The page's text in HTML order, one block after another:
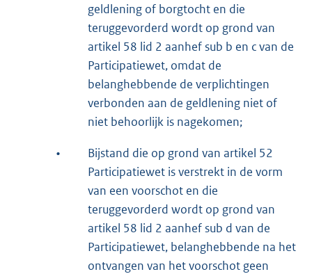
geldlening of borgtocht en die
teruggevorderd wordt op grond van
artikel 58 lid 2 aanhef sub b en c van de
Participatiewet, omdat de
belanghebbende de verplichtingen
verbonden aan de geldlening niet of
niet behoorlijk is nagekomen;
•
Bijstand die op grond van artikel 52
Participatiewet is verstrekt in de vorm
van een voorschot en die
teruggevorderd wordt op grond van
artikel 58 lid 2 aanhef sub d van de
Participatiewet, belanghebbende na het
ontvangen van het voorschot geen